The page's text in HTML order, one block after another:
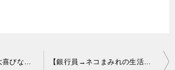
珍しく降った雪に、大喜びな猫がかわいかった！ 【銀行員→ネコまみれの生活 】筋